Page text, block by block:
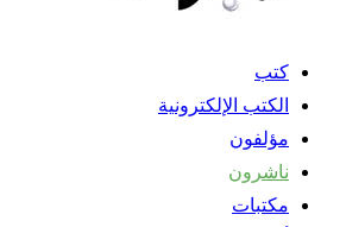
كتب
الكتب الإلكترونية
مؤلفون
ناشرون
مكتبات